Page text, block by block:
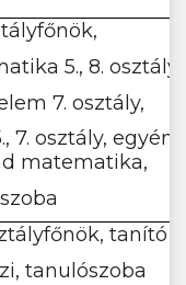
5., 8. osztály,
7. osztály,
7. osztály, egyéni
matematika,
tanító
tanulószoba